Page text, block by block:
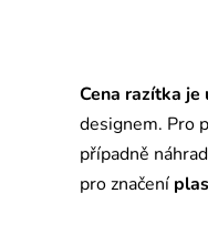
Cena razítka
designem. Pro
případně
pro značení